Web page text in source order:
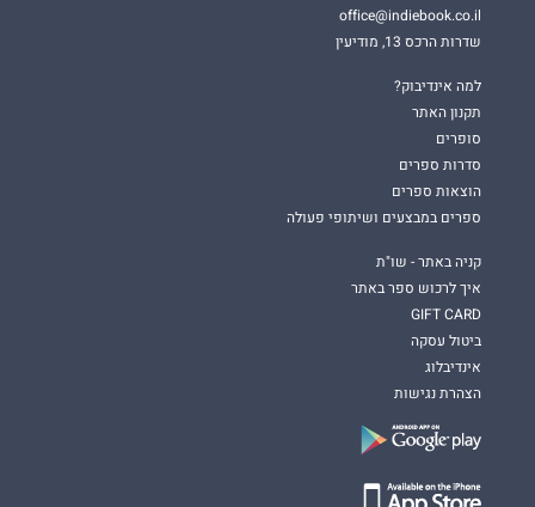
office@indiebook.co.il
שדרות הרכס 13, מודיעין
למה אינדיבוק?
תקנון האתר
סופרים
סדרות ספרים
הוצאות ספרים
ספרים במבצעים ושיתופי פעולה
קניה באתר - שו"ת
איך לרכוש ספר באתר
GIFT CARD
ביטול עסקה
אינדיבלוג
הצהרת נגישות